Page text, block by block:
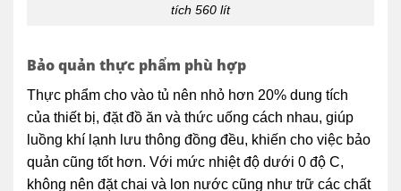
tích 560 lít
Bảo quản thực phẩm phù hợp
Thực phẩm cho vào tủ nên nhỏ hơn 20% dung tích
của thiết bị, đặt đồ ăn và thức uống cách nhau, giúp
luồng khí lạnh lưu thông đồng đều, khiến cho việc bảo
quản cũng tốt hơn. Với mức nhiệt độ dưới 0 độ C,
không nên đặt chai và lon nước cũng như trữ các chất